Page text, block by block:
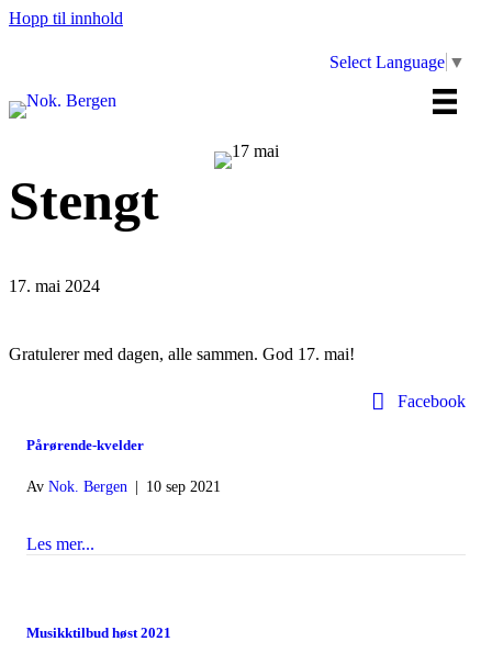
Hopp til innhold
Select Language ▼
Stengt
17. mai 2024
Gratulerer med dagen, alle sammen. God 17. mai!
Facebook
Pårørende-kvelder
Av Nok. Bergen 10 sep 2021
Les mer...
Musikktilbud høst 2021